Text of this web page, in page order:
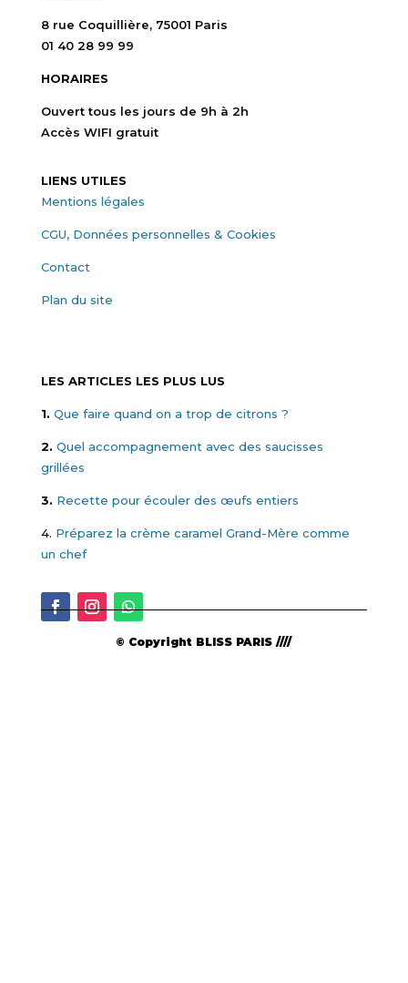
8 rue Coquillière, 75001 Paris
01 40 28 99 99
HORAIRES
Ouvert tous les jours de 9h à 2h
Accès WIFI gratuit
LIENS UTILES
Mentions légales
CGU, Données personnelles & Cookies
Contact
Plan du site
LES ARTICLES LES PLUS LUS
1. Que faire quand on a trop de citrons ?
2. Quel accompagnement avec des saucisses
grillées
3. Recette pour écouler des œufs entiers
4. Préparez la crème caramel Grand-Mère comme
un chef
© Copyright BLISS PARIS ////